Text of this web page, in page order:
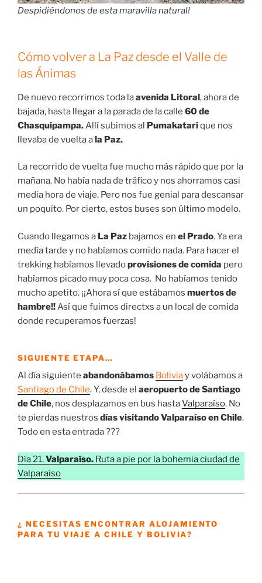
Despidiéndonos de esta maravilla natural!
Cómo volver a La Paz desde el Valle de
las Ánimas
De nuevo recorrimos toda laavenida Litoral, ahora de
bajada, hasta llegar a la parada de la calle 60 de
Chasquipampa. Allí subimos al Pumakatarique nos
llevaba de vuelta ala Paz.
La recorrido de vuelta fue mucho más rápido que por la
mañana. No había nada de tráfico y nos ahorramos casi
media hora de viaje. Pero nos fue genial para descansar
un poquito. Por cierto, estos buses son último modelo.
Cuando llegamos a La Paz bajamos en el Prado. Ya era
medía tarde y no habíamos comido nada. Para hacer el
trekking habíamos llevadoprovisiones de comida pero
habíamos picado muy poca cosa. No habíamos tenido
mucho apetito. ¡¡Ahora sí que estábamos muertos de
hambre!! Así que fuimos directxs a un local de comida
donde recuperamos fuerzas!
SIGUIENTE ETAPA…
Al día siguiente abandonábamos Boliviay volábamos a
Santiago de Chile. Y, desde el aeropuerto de Santiago
de Chile, nos desplazamos en bus hastaValparaíso. No
te pierdas nuestros días visitando Valparaíso en Chile.
Todo en esta entrada ???
Día 21.Valparaíso. Ruta a pie por la bohemia ciudad de
Valparaíso
¿ NECESITAS ENCONTRAR ALOJAMIENTO
PARA TU VIAJE A CHILE Y BOLIVIA?